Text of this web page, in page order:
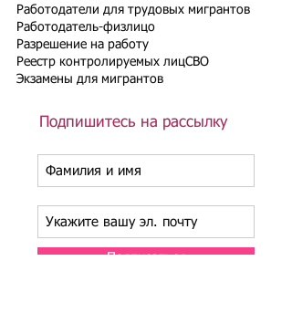
Работодатели для трудовых мигрантов
Работодатель-физлицо
Разрешение на работу
Реестр контролируемых лицСВО
Экзамены для мигрантов
Подпишитесь на рассылку
Подписаться